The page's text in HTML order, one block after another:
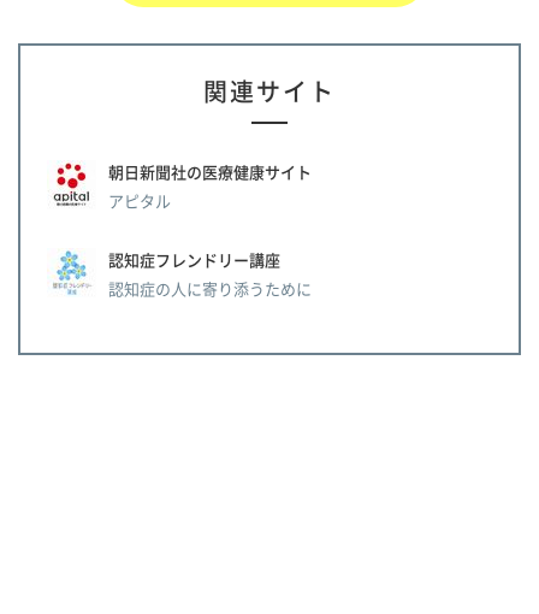
関連サイト
朝日新聞社の医療健康サイト
アピタル
認知症フレンドリー講座
認知症の人に寄り添うために